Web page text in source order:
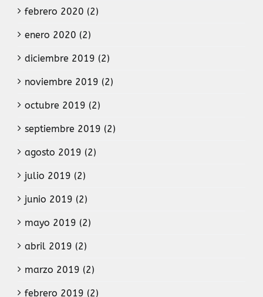
febrero 2020 (2)
enero 2020 (2)
diciembre 2019 (2)
noviembre 2019 (2)
octubre 2019 (2)
septiembre 2019 (2)
agosto 2019 (2)
julio 2019 (2)
junio 2019 (2)
mayo 2019 (2)
abril 2019 (2)
marzo 2019 (2)
febrero 2019 (2)